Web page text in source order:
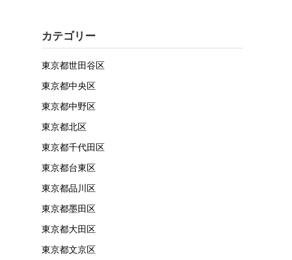
カテゴリー
東京都世田谷区
東京都中央区
東京都中野区
東京都北区
東京都千代田区
東京都台東区
東京都品川区
東京都墨田区
東京都大田区
東京都文京区